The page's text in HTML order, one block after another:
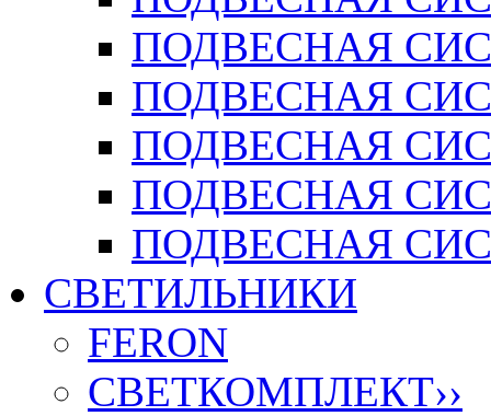
ПОДВЕСНАЯ
ПОДВЕСНАЯ
ПОДВЕСНАЯ
ПОДВЕСНАЯ
ПОДВЕСНАЯ
СВЕТИЛЬНИКИ
FERON
СВЕТКОМПЛЕКТ››